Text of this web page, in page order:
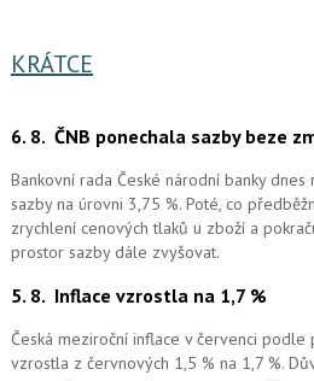
KRÁTCE
6. 8. ČNB ponechala sazby beze
Bankovní rada České národní banky
sazby na úrovni 3,75 %. Poté, co
zrychlení cenových tlaků u zboží a
prostor sazby dále zvyšovat.
5. 8. Inflace vzrostla na 1,7 %
Česká meziroční inflace v červenci podle
vzrostla z červnových 1,5 % na 1,7 %.